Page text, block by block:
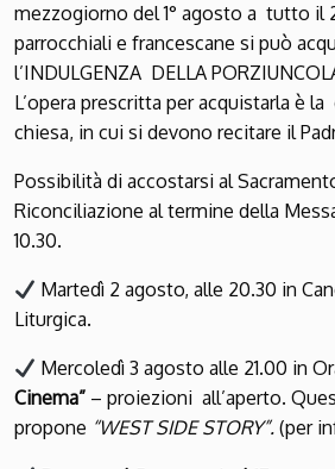
mezzogiorno del 1° agosto a tutto il
parrocchiali e francescane si può
l’INDULGENZA DELLA
L’opera prescritta per acquistarla è
chiesa, in cui si devono recitare il
Possibilità di accostarsi al
Riconciliazione al termine della
10.30.
Martedì 2 agosto, alle 20.30 in
Liturgica.
Mercoledì 3 agosto alle 21.00 in
Cinema” – proiezioni all’aperto.
propone “WEST SIDE STORY”. (per